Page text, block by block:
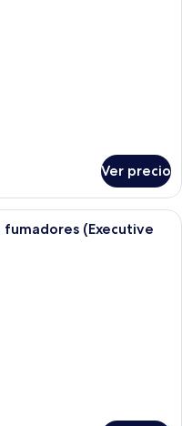
Ver precio
habitación de hotel moderna
(Executive